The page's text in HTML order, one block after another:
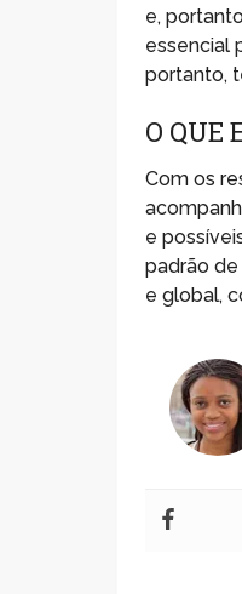
e,
essencial
portanto,
O QUE
Com os
e
padrão de
e global,